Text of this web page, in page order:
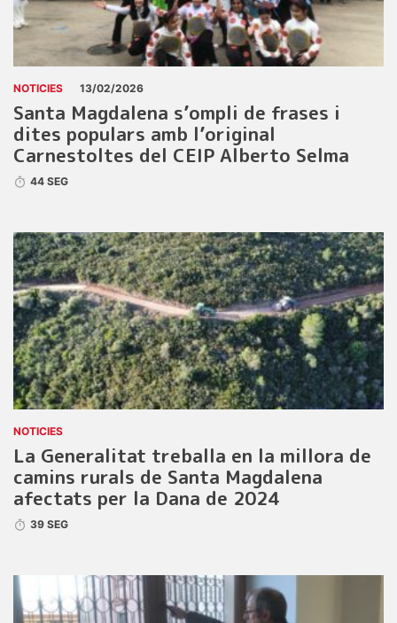
NOTICIES 13/02/2026
Santa Magdalena s’ompli de frases i
dites populars amb l’original
Carnestoltes del CEIP Alberto Selma
44 SEG
NOTICIES
La Generalitat treballa en la millora de
camins rurals de Santa Magdalena
afectats per la Dana de 2024
39 SEG